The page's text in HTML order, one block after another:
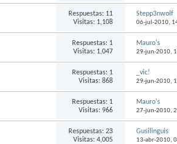
Respuestas: 11
Visitas: 1,108
Stepp3nwolf
06-jul-2010,
Respuestas: 1
Visitas: 1,047
Mauro's
29-jun-2010,
Respuestas: 1
Visitas: 868
_vic!
29-jun-2010,
Respuestas: 1
Visitas: 966
Mauro's
27-jun-2010,
Respuestas: 23
Visitas: 4,005
Gusilinguis
13-abr-2010,